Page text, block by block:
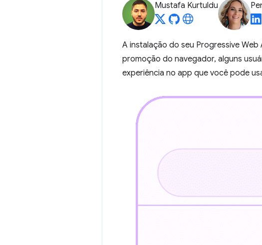
Mustafa Kurtuldu
A instalação do seu Progressive
promoção do navegador, alguns
experiência no app que você pode